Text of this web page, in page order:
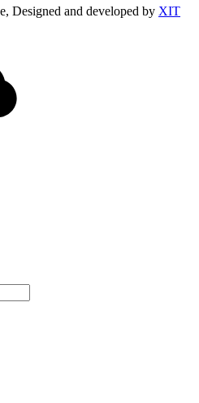
Designed and developed by XIT